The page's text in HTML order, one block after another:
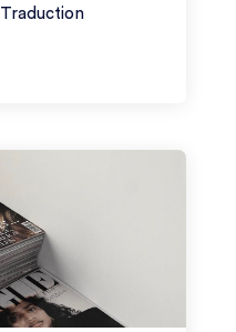
Traduction